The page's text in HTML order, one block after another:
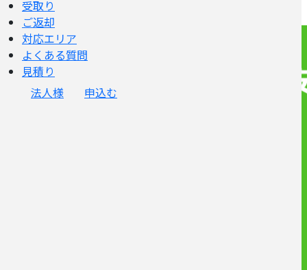
受取り
ご返却
対応エリア
よくある質問
見積り
法人様
申込む